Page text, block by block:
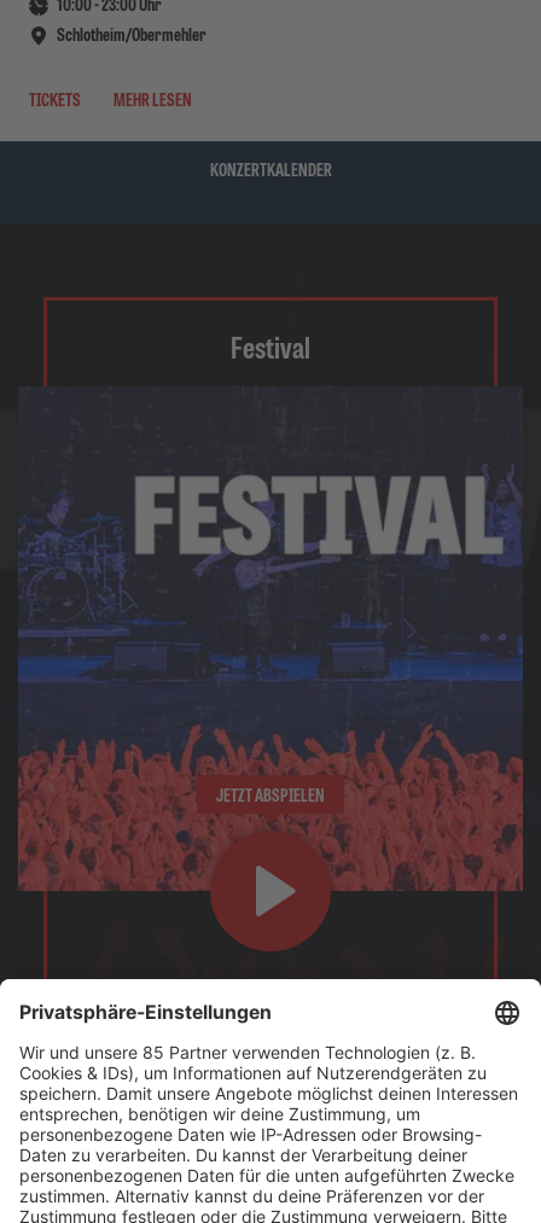
Schlotheim/Obermehler
TICKETS MEHR LESEN
KONZERTKALENDER
Festival
JETZT ABSPIELEN
Zu lange nicht mehr auf einem Festival gewesen? Holt
Euch das Gefühl zurück mit BOBs Festival-Stream!
Es läuft:
Nova Twins mit Antagonist